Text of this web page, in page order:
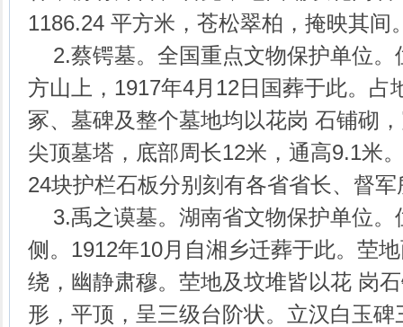
1186.24 平方米，苍松翠柏，掩映其间
2.蔡锷墓。全国重点文物保护单位。
方山上，1917年4月12日国葬于此。占
冢、墓碑及整个墓地均以花岗 石铺砌
尖顶墓塔，底部周长12米，通高9.1米
24块护栏石板分别刻有各省省长、督
3.禹之谟墓。湖南省文物保护单位。
侧。1912年10月自湘乡迁葬于此。茔
绕，幽静肃穆。茔地及坟堆皆以花 岗
形，平顶，呈三级台阶状。立汉白玉